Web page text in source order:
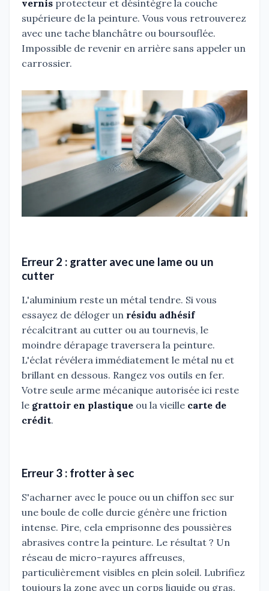
vernis protecteur et désintègre la couche
supérieure de la peinture. Vous vous retrouverez
avec une tache blanchâtre ou boursouflée.
Impossible de revenir en arrière sans appeler un
carrossier.
Erreur 2 : gratter avec une lame ou un
cutter
L'aluminium reste un métal tendre. Si vous
essayez de déloger un résidu adhésif
récalcitrant au cutter ou au tournevis, le
moindre dérapage traversera la peinture.
L'éclat révélera immédiatement le métal nu et
brillant en dessous. Rangez vos outils en fer.
Votre seule arme mécanique autorisée ici reste
le grattoir en plastique ou la vieille carte de
crédit.
Erreur 3 : frotter à sec
S'acharner avec le pouce ou un chiffon sec sur
une boule de colle durcie génère une friction
intense. Pire, cela emprisonne des poussières
abrasives contre la peinture. Le résultat ? Un
réseau de micro-rayures affreuses,
particulièrement visibles en plein soleil. Lubrifiez
toujours la zone avec un corps liquide ou gras.